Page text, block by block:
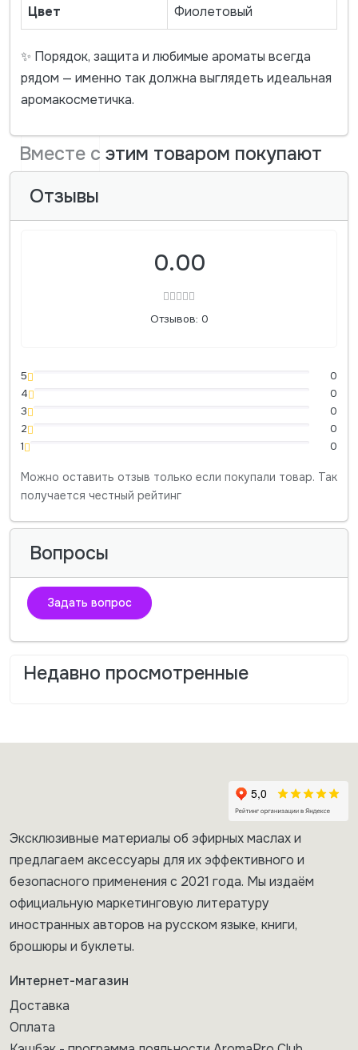
Цвет Фиолетовый
✨ Порядок, защита и любимые ароматы всегда
рядом — именно так должна выглядеть идеальная
аромакосметичка.
Вместе с этим товаром покупают
Отзывы
0.00
Отзывов: 0
5
0
4
0
3
0
2
0
1
0
Можно оставить отзыв только если покупали товар. Так
получается честный рейтинг
Вопросы
Задать вопрос
Недавно просмотренные
Эксклюзивные материалы об эфирных маслах и
предлагаем аксессуары для их эффективного и
безопасного применения с 2021 года. Мы издаём
официальную маркетинговую литературу
иностранных авторов на русском языке, книги,
брошюры и буклеты.
Интернет-магазин
Доставка
Оплата